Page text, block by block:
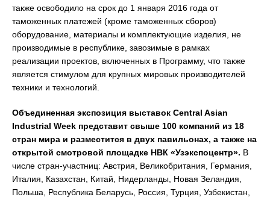
также освободило на срок до 1 января 2016 года от
таможенных платежей (кроме таможенных сборов)
оборудование, материалы и комплектующие изделия, не
производимые в республике, завозимые в рамках
реализации проектов, включенных в Программу, что также
является стимулом для крупных мировых производителей
техники и технологий.
Объединенная экспозиция выставок Central Asian
Industrial Week представит свыше 100 компаний из 18
стран мира и разместится в двух павильонах, а также на
открытой смотровой площадке НВК «Узэкспоцентр». В
числе стран-участниц: Австрия, Великобритания, Германия,
Италия, Казахстан, Китай, Нидерланды, Новая Зеландия,
Польша, Республика Беларусь, Россия, Турция, Узбекистан,